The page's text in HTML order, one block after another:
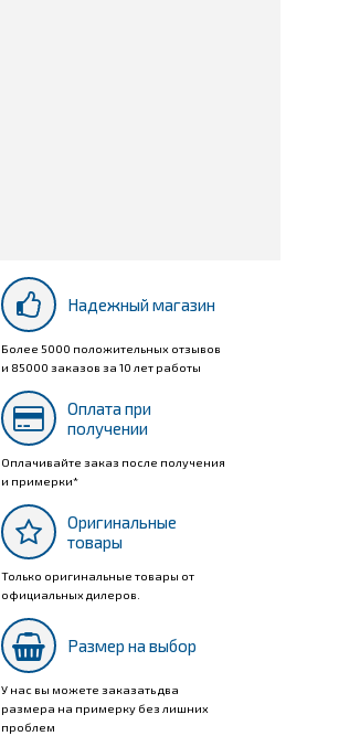
Надежный магазин
Более 5000 положительных отзывов
и 85000 заказов за 10 лет работы
Оплата при
получении
Оплачивайте заказ после получения
и примерки*
Оригинальные
товары
Только оригинальные товары от
официальных дилеров.
Размер на выбор
У нас вы можете заказать два
размера на примерку без лишних
проблем